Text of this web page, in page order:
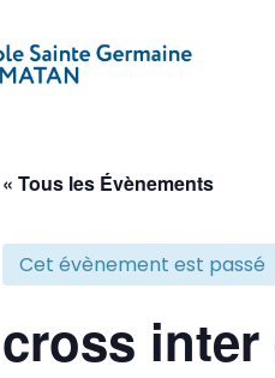
« Tous les Évènements
Cet évènement est passé
cross inter